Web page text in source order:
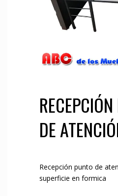
DE
Recepción punto de
superficie en formica